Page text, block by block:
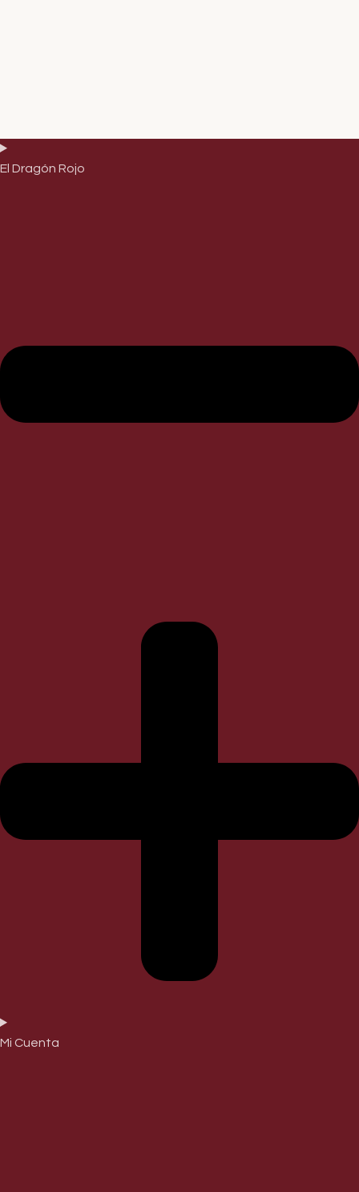
El Dragón Rojo
Mi Cuenta